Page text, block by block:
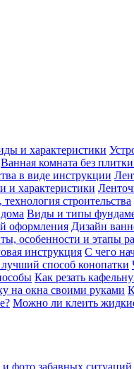
Ванная комната без
Виды и типы
Дизайн
С чего
Как резать
Можно ли клеить